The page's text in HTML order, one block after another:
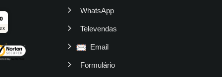
WhatsApp
Televendas
Email
Formulário